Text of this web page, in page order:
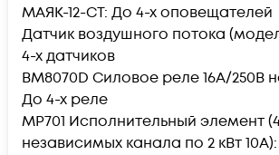
МАЯК-12-СТ: До 4-х оповещателей
Датчик воздушного потока
4-х датчиков
BM8070D Силовое реле 16А/250В
До 4-х реле
MP701 Исполнительный элемент
независимых канала по 2 кВт